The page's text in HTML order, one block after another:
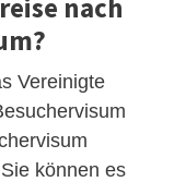
nach
Vereinigte
können es